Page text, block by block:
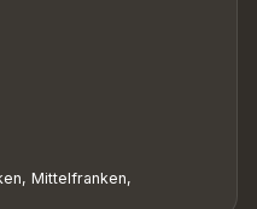
Mittelfranken,